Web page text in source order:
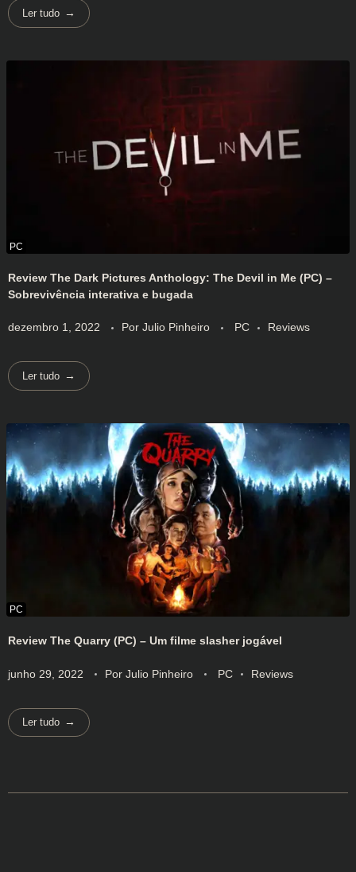
Ler tudo
Review The Dark Pictures Anthology: The Devil in Me (PC) –
Sobrevivência interativa e bugada
dezembro 1, 2022 Por Julio Pinheiro PC Reviews
Ler tudo
Review The Quarry (PC) – Um filme slasher jogável
junho 29, 2022 Por Julio Pinheiro PC Reviews
Ler tudo